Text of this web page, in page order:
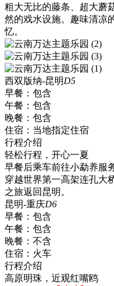
粗大无比的藤条、超大蘑
然的戏水设施。趣味清凉
忆。
西双版纳-昆明D5
早餐： 包含
午餐： 包含
晚餐： 包含
住宿： 当地指定住宿
行程介绍
轻松行程，开心一夏
早餐后乘车前往小勐养服
穿越世界第一高架连孔大
之旅返回昆明。
昆明-重庆D6
早餐： 包含
午餐： 包含
晚餐： 不含
住宿： 火车
行程介绍
高原明珠，近观红嘴鸥